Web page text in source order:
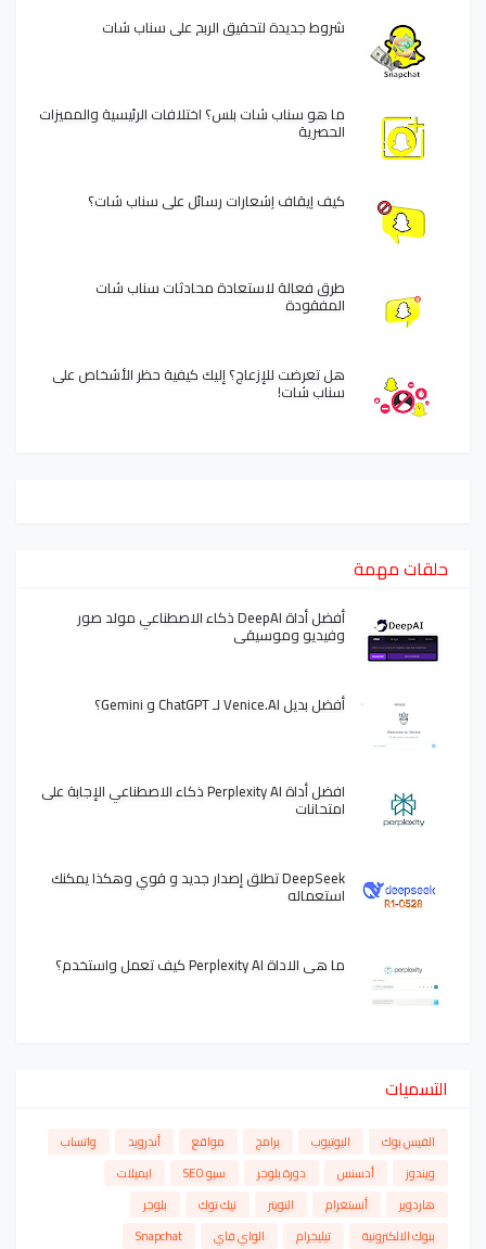
شروط جديدة لتحقيق الربح على سناب شات
ما هو سناب شات بلس؟ اختلافات الرئيسية والمميزات
الحصرية
كيف إيقاف إشعارات رسائل على سناب شات؟
طرق فعالة لاستعادة محادثات سناب شات
المفقودة
هل تعرضت للإزعاج؟ إليك كيفية حظر الأشخاص على
سناب شات!
حلقات مهمة
أفضل أداة DeepAI ذكاء الاصطناعي مولد صور
وفيديو وموسيقى
أفضل بديل Venice.AI لـ ChatGPT و Gemini؟
افضل أداة Perplexity AI ذكاء الاصطناعي الإجابة على
امتحانات
DeepSeek تطلق إصدار جديد و قوي وهكذا يمكنك
استعماله
ما هي الاداة Perplexity AI كيف تعمل واستخدم؟
التسميات
الفيس بوك اليوتيوب برامج مواقع أندرويد
واتساب
ويندوز
أدسنس دورة بلوجر سيو SEO
ايميلات
هاردوير
أنستغرام التويتر تيك توك
بلوجر
بنوك الالكترونية
تيليجرام الواي فاي Snapchat